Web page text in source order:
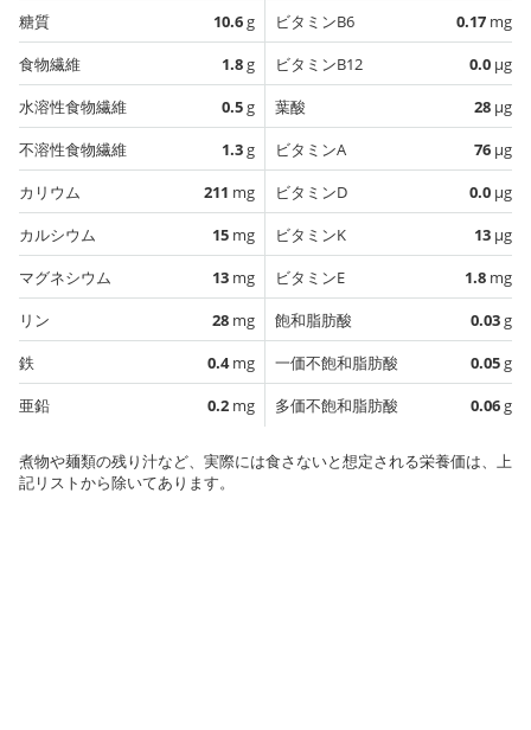
糖質
10.6g
食物繊維
1.8g
水溶性食物繊維
0.5g
不溶性食物繊維
1.3g
カリウム
211 mg
カルシウム
15 mg
マグネシウム
13 mg
リン
28 mg
鉄
0.4mg
亜鉛
0.2 mg
ビタミンB6
0.17 mg
ビタミンB12
0.0 µg
葉酸
28 µg
ビタミンA
76 µg
ビタミンD
0.0 µg
ビタミンK
13 µg
ビタミンE
1.8 mg
飽和脂肪酸
0.03g
一価不飽和脂肪酸
0.05g
多価不飽和脂肪酸
0.06g
煮物や麺類の残り汁など、実際には食さないと想定される栄養価は、上
記リストから除いてあります。